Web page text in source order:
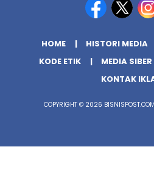
HOME HISTORI MEDIA
KODE ETIK
MEDIA SIBER
KONTAK
COPYRIGHT © 2026